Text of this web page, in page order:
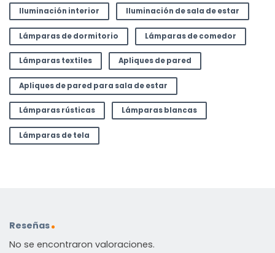
Iluminación interior Iluminación de sala de estar
Lámparas de dormitorio Lámparas de comedor
Lámparas textiles Apliques de pared
Apliques de pared para sala de estar
Lámparas rústicas Lámparas blancas
Lámparas de tela
Reseñas
No se encontraron valoraciones.